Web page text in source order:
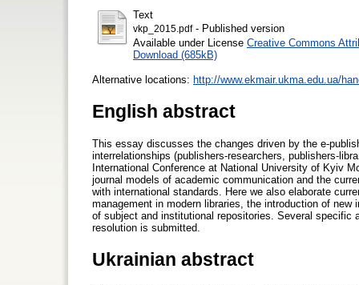
Text
vkp_2015.pdf- Published version
Available under License Creative Commons
Download (685kB)
Alternative locations: http://www.ekmair.ukma.edu.ua/
English abstract
This essay discusses the changes driven by the e-
interrelationships (publishers-researchers, publishers-
International Conference at National University of Kyiv
journal models of academic communication and the
with international standards. Here we also elaborate
management in modern libraries, the introduction of
of subject and institutional repositories. Several specific
resolution is submitted.
Ukrainian abstract